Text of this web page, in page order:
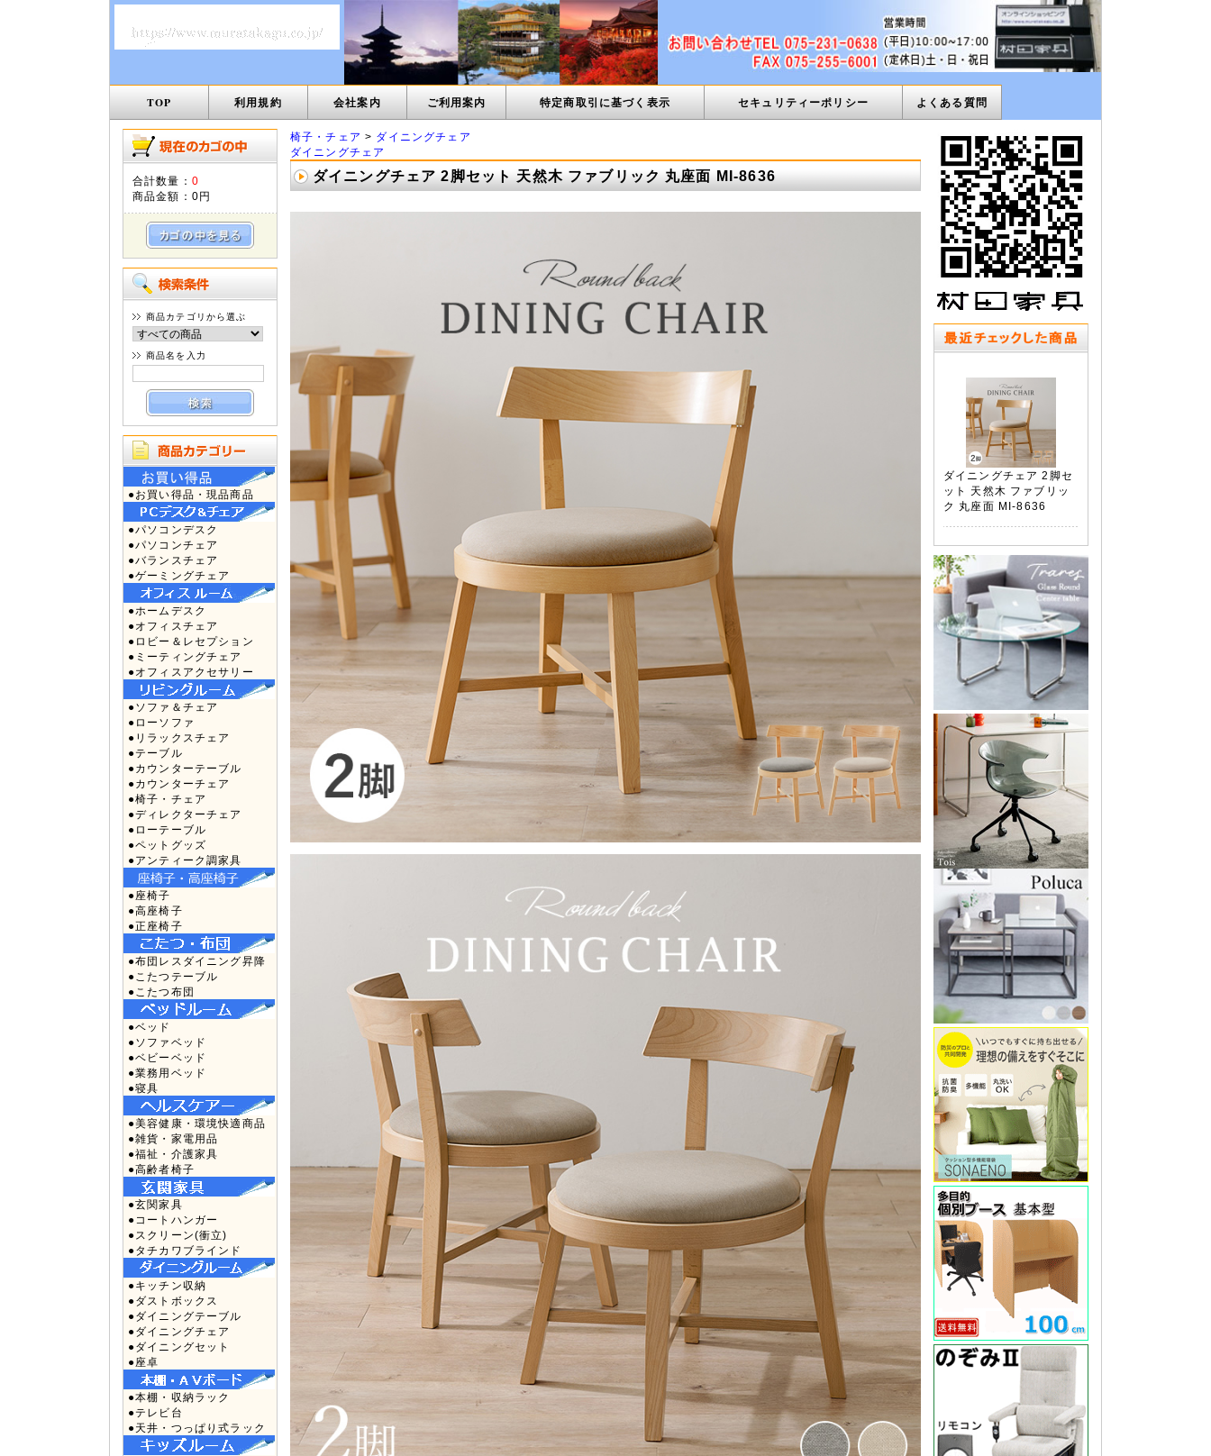
TOP 利用規約 会社案内 ご利用案内 特定商取引に基づく表示 セキュリティーポリシー よくある質問
合計数量： 0
商品金額： 0円
商品カテゴリから選ぶ
商品名を入力
●お買い得品・現品商品
●パソコンデスク
●パソコンチェア
●バランスチェア
●ゲーミングチェア
●ホームデスク
●オフィスチェア
●ロビー＆レセプション
●ミーティングチェア
●オフィスアクセサリー
●ソファ＆チェア
●ローソファ
●リラックスチェア
●テーブル
●カウンターテーブル
●カウンターチェア
●椅子・チェア
●ディレクターチェア
●ローテーブル
●ペットグッズ
●アンティーク調家具
●座椅子
●高座椅子
●正座椅子
●布団レスダイニング昇降
●こたつテーブル
●こたつ布団
●ベッド
●ソファベッド
●ベビーベッド
●業務用ベッド
●寝具
●美容健康・環境快適商品
●雑貨・家電用品
●福祉・介護家具
●高齢者椅子
●玄関家具
●コートハンガー
●スクリーン(衝立)
●タチカワブラインド
●キッチン収納
●ダストボックス
●ダイニングテーブル
●ダイニングチェア
●ダイニングセット
●座卓
●本棚・収納ラック
●テレビ台
●天井・つっぱり式ラック
椅子・チェア > ダイニングチェア
ダイニングチェア
ダイニングチェア 2脚セット 天然木 ファブリック 丸座面 MI-8636
ダイニングチェア 2脚セ
ット 天然木 ファブリッ
ク 丸座面 MI-8636